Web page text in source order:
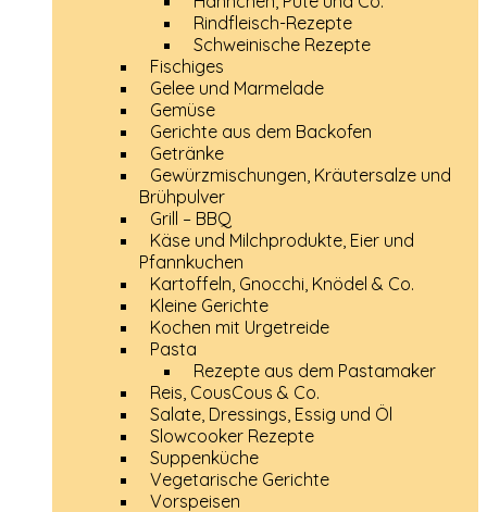
Rindfleisch-Rezepte
Schweinische Rezepte
Fischiges
Gelee und Marmelade
Gemüse
Gerichte aus dem Backofen
Getränke
Gewürzmischungen, Kräutersalze und
Brühpulver
Grill – BBQ
Käse und Milchprodukte, Eier und
Pfannkuchen
Kartoffeln, Gnocchi, Knödel & Co.
Kleine Gerichte
Kochen mit Urgetreide
Pasta
Rezepte aus dem Pastamaker
Reis, CousCous & Co.
Salate, Dressings, Essig und Öl
Slowcooker Rezepte
Suppenküche
Vegetarische Gerichte
Vorspeisen